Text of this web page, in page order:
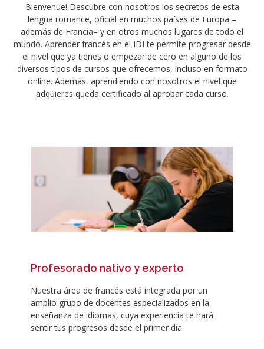
Bienvenue! Descubre con nosotros los secretos de esta
lengua romance, oficial en muchos países de Europa –
además de Francia– y en otros muchos lugares de todo el
mundo. Aprender francés en el IDI te permite progresar desde
el nivel que ya tienes o empezar de cero en alguno de los
diversos tipos de cursos que ofrecemos, incluso en formato
online. Además, aprendiendo con nosotros el nivel que
adquieres queda certificado al aprobar cada curso.
Profesorado nativo y experto
Nuestra área de francés está integrada por un
amplio grupo de docentes especializados en la
enseñanza de idiomas, cuya experiencia te hará
sentir tus progresos desde el primer día.